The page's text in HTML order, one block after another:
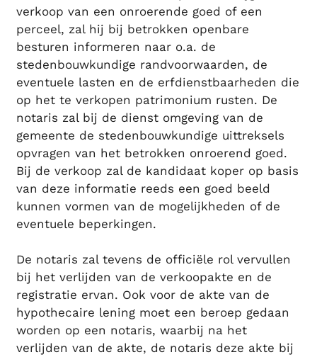
verkoop van een onroerende goed of een
perceel, zal hij bij betrokken openbare
besturen informeren naar o.a. de
stedenbouwkundige randvoorwaarden, de
eventuele lasten en de erfdienstbaarheden die
op het te verkopen patrimonium rusten. De
notaris zal bij de dienst omgeving van de
gemeente de stedenbouwkundige uittreksels
opvragen van het betrokken onroerend goed.
Bij de verkoop zal de kandidaat koper op basis
van deze informatie reeds een goed beeld
kunnen vormen van de mogelijkheden of de
eventuele beperkingen.
De notaris zal tevens de officiële rol vervullen
bij het verlijden van de verkoopakte en de
registratie ervan. Ook voor de akte van de
hypothecaire lening moet een beroep gedaan
worden op een notaris, waarbij na het
verlijden van de akte, de notaris deze akte bij